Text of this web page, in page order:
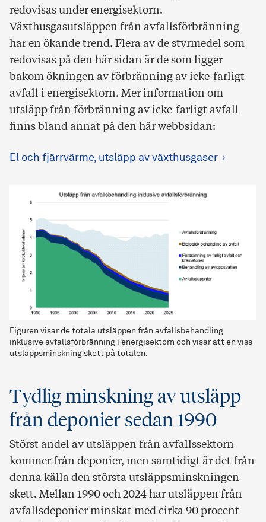
redovisas under energisektorn.
Växthusgasutsläppen från avfallsförbränning
har en ökande trend. Flera av de styrmedel som
redovisas på den här sidan är de som ligger
bakom ökningen av förbränning av icke-farligt
avfall i energisektorn. Mer information om
utsläpp från förbränning av icke-farligt avfall
finns bland annat på den här webbsidan:
El och fjärrvärme, utsläpp av växthusgaser
Figuren visar de totala utsläppen från avfallsbehandling
inklusive avfallsförbränning i energisektorn och visar att en viss
utsläppsminskning skett på totalen.
Tydlig minskning av utsläpp
från deponier sedan 1990
Störst andel av utsläppen från avfallssektorn
kommer från deponier, men samtidigt är det från
denna källa den största utsläppsminskningen
skett. Mellan 1990 och 2024 har utsläppen från
avfallsdeponier minskat med cirka 90 procent